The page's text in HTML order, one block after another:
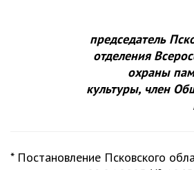
председатель
отделения
охраны
культуры, член
* Постановление Псковского